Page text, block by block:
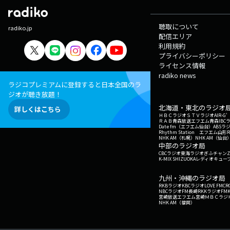
radiko.jp
ラジコプレミアムに登録すると日本全国のラ
ジオが聴き放題！
詳しくはこちら
聴取について
配信エリア
利用規約
プライバシーポリシー
ライセンス情報
radiko news
北海道・東北のラジオ
ＨＢＣラジオＳＴＶラジオAIR-G'
ＲＡＢ青森放送エフエム青森IBC
Date fm（エフエム仙台） ABSラ
Rhythm Station エフエム山形
NHK AM（札幌） NHK AM（仙台
中部のラジオ局
CBCラジオ東海ラジオぎふチャン
K-MIX SHIZUOKAレディオキュー
九州・沖縄のラジオ局
RKBラジオKBCラジオLOVE FM
NBCラジオFM長崎RKKラジオ
宮崎放送エフエム宮崎ＭＢＣラジ
NHK AM（福岡）